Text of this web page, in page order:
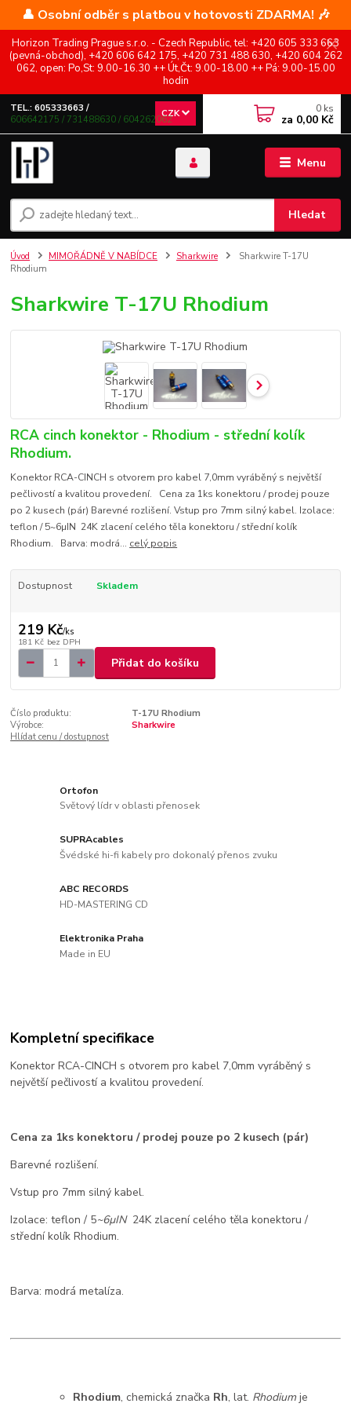
👤 Osobní odběr s platbou v hotovosti ZDARMA! 🎶
Horizon Trading Prague s.r.o. - Czech Republic, tel: +420 605 333 663
(pevná-obchod), +420 606 642 175, +420 731 488 630, +420 604 262
062, open: Po,St: 9.00-16.30 ++ Út,Čt: 9.00-18.00 ++ Pá: 9.00-15.00
hodin
Menu
CZK
Hledat
TEL.: 605333663 /
606642175 / 731488630 / 604262062
0 ks
za 0,00 Kč
Úvod MIMOŘÁDNĚ V NABÍDCE Sharkwire
Sharkwire T-17U
Rhodium
Sharkwire T-17U Rhodium
RCA cinch konektor - Rhodium - střední kolík
Rhodium.
Konektor RCA-CINCH s otvorem pro kabel 7,0mm vyráběný s největší
pečlivostí a kvalitou provedení. Cena za 1ks konektoru / prodej pouze
po 2 kusech (pár) Barevné rozlišení. Vstup pro 7mm silný kabel. Izolace:
teflon / 5~6µIN 24K zlacení celého těla konektoru / střední kolík
Rhodium. Barva: modrá... celý popis
Dostupnost Skladem
219 Kč/ks
181 Kč bez DPH
Přidat do košíku
Číslo produktu:
T-17U Rhodium
Výrobce:
Sharkwire
Hlídat cenu / dostupnost
Ortofon
Světový lídr v oblasti přenosek
SUPRAcables
Švédské hi-fi kabely pro dokonalý přenos zvuku
ABC RECORDS
HD-MASTERING CD
Elektronika Praha
Made in EU
Kompletní specifikace
Konektor RCA-CINCH s otvorem pro kabel 7,0mm vyráběný s
největší pečlivostí a kvalitou provedení.
Cena za 1ks konektoru / prodej pouze po 2 kusech (pár)
Barevné rozlišení.
Vstup pro 7mm silný kabel.
Izolace: teflon / 5~6µIN 24K zlacení celého těla konektoru /
střední kolík Rhodium.
Barva: modrá metalíza.
Rhodium, chemická značka Rh, lat. Rhodium je